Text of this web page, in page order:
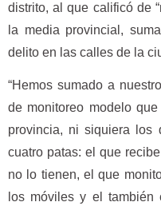
distrito, al que calificó de
la media provincial,
delito en las calles de la
“Hemos sumado a
de monitoreo modelo
provincia, ni siquiera los
cuatro patas: el que
no lo tienen, el que
los móviles y el